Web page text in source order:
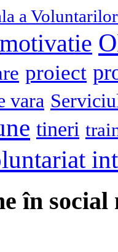
a Voluntarilor
motivatie
proiect
vara
tineri
în social